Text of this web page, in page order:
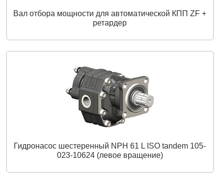
Вал отбора мощности для автоматической КПП ZF +
ретардер
Гидронасос шестеренный NPH 61 L ISO tandem 105-
023-10624 (левое вращение)